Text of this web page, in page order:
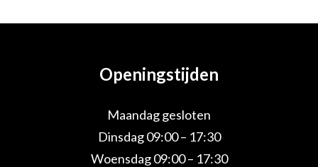
Openingstijden
Maandag gesloten
Dinsdag 09:00 – 17:30
Woensdag 09:00 – 17:30